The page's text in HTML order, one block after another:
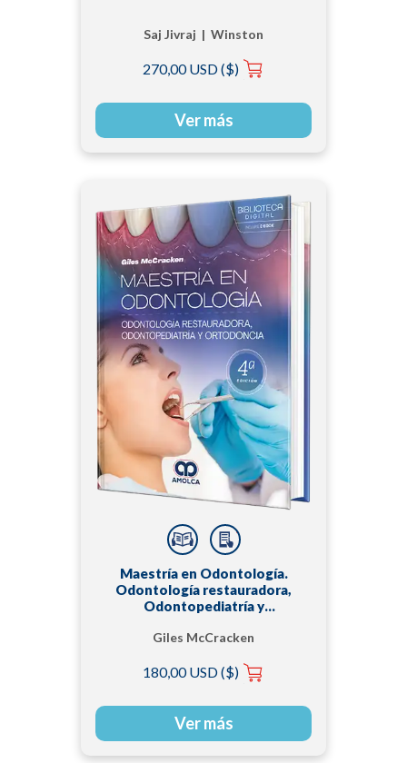
Saj Jivraj | Winston
270,00 USD ($)
Ver más
Maestría en Odontología.
Odontología restauradora,
Odontopediatría y
Giles McCracken
180,00 USD ($)
Ver más